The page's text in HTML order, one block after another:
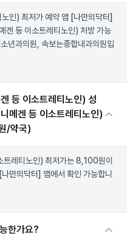
인) 최저가 예약 앱 [나만의닥터]
겐 등 이소트레티노인) 처방 가능
년과의원, 속보는종합내과의원입
등 이소트레티노인) 성
메겐 등 이소트레티노인)
/약국)
트레티노인) 최저가는 8,100원이
[나만의닥터] 앱에서 확인 가능합니
한가요?